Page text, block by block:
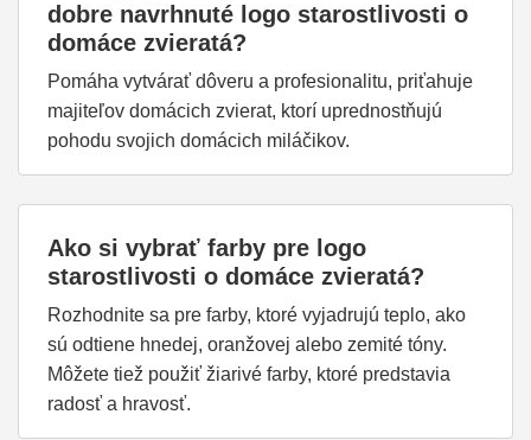
dobre navrhnuté logo starostlivosti o
domáce zvieratá?
Pomáha vytvárať dôveru a profesionalitu, priťahuje
majiteľov domácich zvierat, ktorí uprednostňujú
pohodu svojich domácich miláčikov.
Ako si vybrať farby pre logo
starostlivosti o domáce zvieratá?
Rozhodnite sa pre farby, ktoré vyjadrujú teplo, ako
sú odtiene hnedej, oranžovej alebo zemité tóny.
Môžete tiež použiť žiarivé farby, ktoré predstavia
radosť a hravosť.